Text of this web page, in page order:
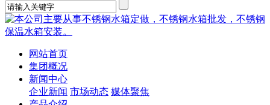
网站首页
集团概况
新闻中心
企业新闻 市场动态 媒体聚焦